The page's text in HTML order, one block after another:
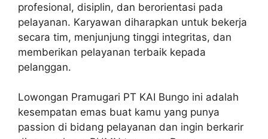
profesional, disiplin, dan berorientasi pada
pelayanan. Karyawan diharapkan untuk bekerja
secara tim, menjunjung tinggi integritas, dan
memberikan pelayanan terbaik kepada
pelanggan.
Lowongan Pramugari PT KAI Bungo ini adalah
kesempatan emas buat kamu yang punya
passion di bidang pelayanan dan ingin berkarir